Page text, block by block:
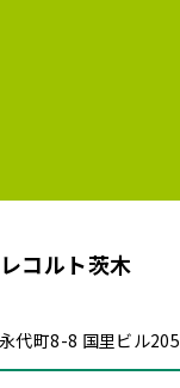
コルト茨木
代町8-8 国里ビル205